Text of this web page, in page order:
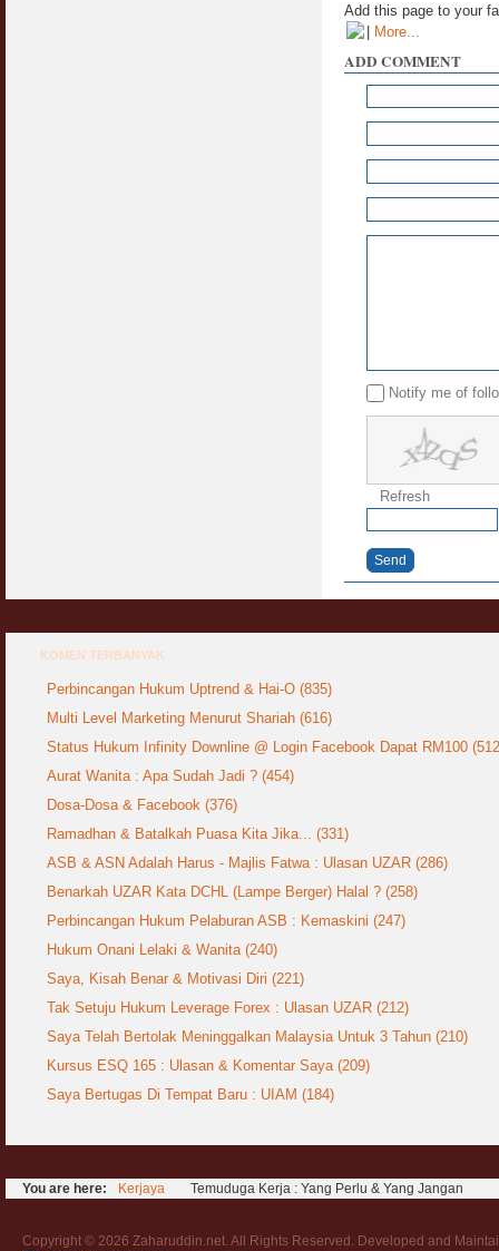
Add this page to your
| More...
ADD COMMENT
Notify me of
Refresh
Send
KOMEN TERBANYAK
Perbincangan Hukum Uptrend & Hai-O (835)
Multi Level Marketing Menurut Shariah (616)
Status Hukum Infinity Downline @ Login Facebook Dapat RM100
Aurat Wanita : Apa Sudah Jadi ? (454)
Dosa-Dosa & Facebook (376)
Ramadhan & Batalkah Puasa Kita Jika... (331)
ASB & ASN Adalah Harus - Majlis Fatwa : Ulasan UZAR (286)
Benarkah UZAR Kata DCHL (Lampe Berger) Halal ? (258)
Perbincangan Hukum Pelaburan ASB : Kemaskini (247)
Hukum Onani Lelaki & Wanita (240)
Saya, Kisah Benar & Motivasi Diri (221)
Tak Setuju Hukum Leverage Forex : Ulasan UZAR (212)
Saya Telah Bertolak Meninggalkan Malaysia Untuk 3 Tahun (210)
Kursus ESQ 165 : Ulasan & Komentar Saya (209)
Saya Bertugas Di Tempat Baru : UIAM (184)
You are here: Kerjaya Temuduga Kerja : Yang Perlu & Yang Jangan
Copyright © 2026 Zaharuddin.net. All Rights Reserved. Developed and